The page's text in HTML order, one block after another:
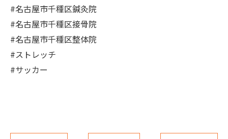
#名古屋市千種区鍼灸院
#名古屋市千種区接骨院
#名古屋市千種区整体院
#ストレッチ
#サッカー